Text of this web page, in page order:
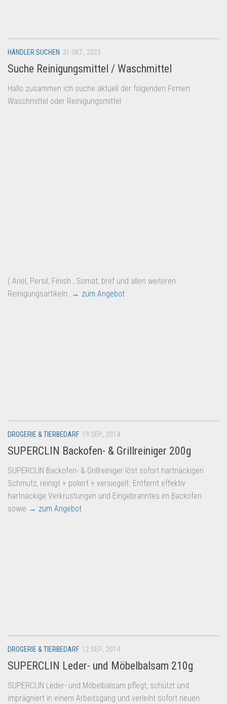
Amazon
Aldi
Lidl
HÄNDLER SUCHEN 31 OKT., 2023
Suche Reinigungsmittel / Waschmittel
Hallo zusammen ich suche aktuell der folgenden Firmen
Waschmittel oder Reinigungsmittel
( Ariel, Persil, Finish , Somat, bref und allen weiteren
Reinigungsartikeln. → zum Angebot
DROGERIE & TIERBEDARF 19 SEP., 2014
SUPERCLIN Backofen- & Grillreiniger 200g
SUPERCLIN Backofen- & Grillreiniger löst sofort hartnäckigen
Schmutz, reinigt + poliert + versiegelt. Entfernt effektiv
hartnäckige Verkrustungen und Eingebranntes im Backofen
sowie → zum Angebot
DROGERIE & TIERBEDARF 12 SEP., 2014
SUPERCLIN Leder- und Möbelbalsam 210g
SUPERCLIN Leder- und Möbelbalsam pflegt, schützt und
imprägniert in einem Arbeitsgang und verleiht sofort neuen